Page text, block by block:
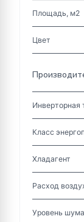
Площадь, м2
Цвет
Инверторная
Класс
Хладагент
Расход
Уровень